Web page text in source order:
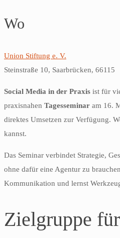
Wo
Union Stiftung e. V.
Steinstraße 10, Saarbrücken, 66115
Social Media in der Praxis ist für
praxisnahen Tagesseminar am 16.
direktes Umsetzen zur Verfügung.
kannst.
Das Seminar verbindet Strategie,
ohne dafür eine Agentur zu
Kommunikation und lernst
Zielgruppe